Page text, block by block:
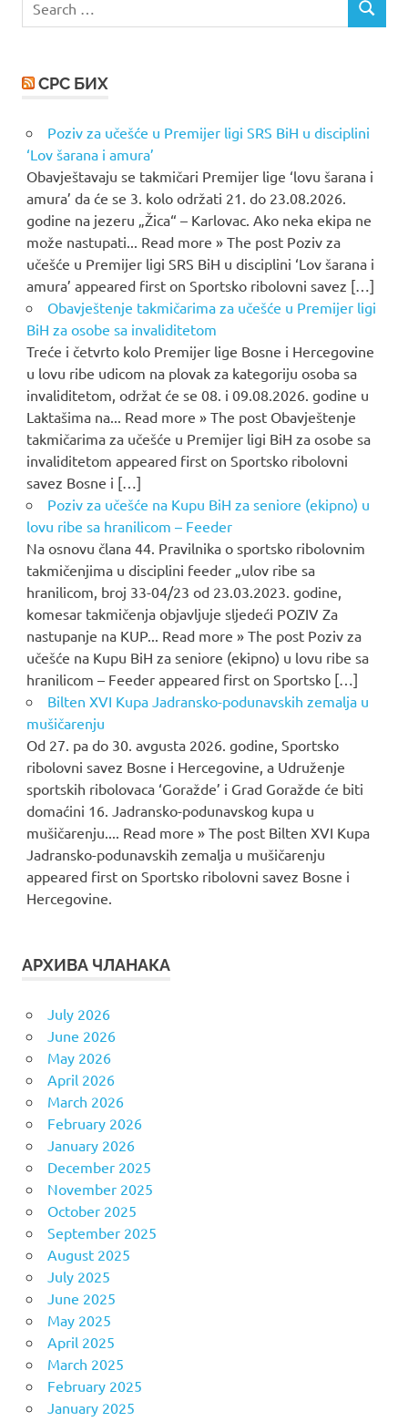
for:
SEARCH
СРС БИХ
Poziv za učešće u Premijer ligi SRS BiH u disciplini
‘Lov šarana i amura’
Obavještavaju se takmičari Premijer lige ‘lovu šarana i
amura’ da će se 3. kolo održati 21. do 23.08.2026.
godine na jezeru „Žica“ – Karlovac. Ako neka ekipa ne
može nastupati... Read more » The post Poziv za
učešće u Premijer ligi SRS BiH u disciplini ‘Lov šarana i
amura’ appeared first on Sportsko ribolovni savez […]
Obavještenje takmičarima za učešće u Premijer ligi
BiH za osobe sa invaliditetom
Treće i četvrto kolo Premijer lige Bosne i Hercegovine
u lovu ribe udicom na plovak za kategoriju osoba sa
invaliditetom, održat će se 08. i 09.08.2026. godine u
Laktašima na... Read more » The post Obavještenje
takmičarima za učešće u Premijer ligi BiH za osobe sa
invaliditetom appeared first on Sportsko ribolovni
savez Bosne i […]
Poziv za učešće na Kupu BiH za seniore (ekipno) u
lovu ribe sa hranilicom – Feeder
Na osnovu člana 44. Pravilnika o sportsko ribolovnim
takmičenjima u disciplini feeder „ulov ribe sa
hranilicom, broj 33-04/23 od 23.03.2023. godine,
komesar takmičenja objavljuje sljedeći POZIV Za
nastupanje na KUP... Read more » The post Poziv za
učešće na Kupu BiH za seniore (ekipno) u lovu ribe sa
hranilicom – Feeder appeared first on Sportsko […]
Bilten XVI Kupa Jadransko-podunavskih zemalja u
mušičarenju
Od 27. pa do 30. avgusta 2026. godine, Sportsko
ribolovni savez Bosne i Hercegovine, a Udruženje
sportskih ribolovaca ‘Goražde’ i Grad Goražde će biti
domaćini 16. Jadransko-podunavskog kupa u
mušičarenju.... Read more » The post Bilten XVI Kupa
Jadransko-podunavskih zemalja u mušičarenju
appeared first on Sportsko ribolovni savez Bosne i
Hercegovine.
АРХИВА ЧЛАНАКА
July 2026
June 2026
May 2026
April 2026
March 2026
February 2026
January 2026
December 2025
November 2025
October 2025
September 2025
August 2025
July 2025
June 2025
May 2025
April 2025
March 2025
February 2025
January 2025